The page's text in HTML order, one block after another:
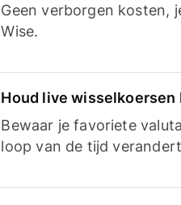
Geen verborgen kosten,
Wise.
Houd live wisselkoersen
Bewaar je favoriete
loop van de tijd